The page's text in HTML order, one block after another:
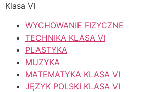
Klasa VI
WYCHOWANIE FIZYCZNE
TECHNIKA KLASA VI
PLASTYKA
MUZYKA
MATEMATYKA KLASA VI
JĘZYK POLSKI KLASA VI